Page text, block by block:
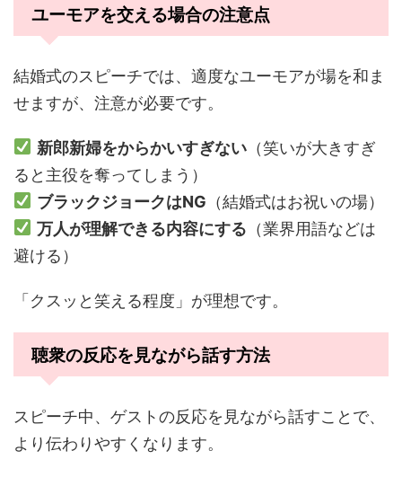
ユーモアを交える場合の注意点
結婚式のスピーチでは、適度なユーモアが場を和ま
せますが、注意が必要です。
新郎新婦をからかいすぎない（笑いが大きすぎ
ると主役を奪ってしまう）
ブラックジョークはNG （結婚式はお祝いの場）
万人が理解できる内容にする （業界用語などは
避ける）
「クスッと笑える程度」が理想です。
聴衆の反応を見ながら話す方法
スピーチ中、ゲストの反応を見ながら話すことで、
より伝わりやすくなります。